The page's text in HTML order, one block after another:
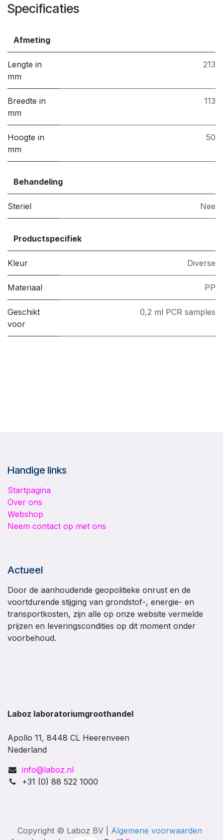
Specificaties
Afmeting
Lengte in
mm
213
Breedte in
mm
113
Hoogte in
mm
50
Behandeling
Steriel Nee
Productspecifiek
Kleur Diverse
Materiaal PP
Geschikt
voor
0,2 ml PCR samples
Handige links
Startpagina
Over ons
Webshop
Neem contact op met ons
Actueel
Door de aanhoudende geopolitieke onrust en de
voortdurende stijging van grondstof-, energie- en
transportkosten, zijn alle op onze website vermelde
prijzen en leveringscondities op dit moment onder
voorbehoud.
Laboz laboratoriumgroothandel
Apollo 11, 8448 CL Heerenveen
Nederland
info@laboz.nl
+31 (0) 88 522 1000
Copyright © Laboz BV | Algemene voorwaarden